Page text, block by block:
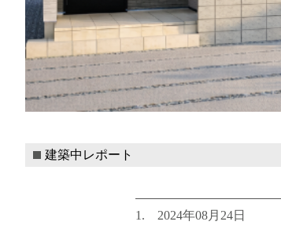
建築中レポート
1. 2024年08月24日